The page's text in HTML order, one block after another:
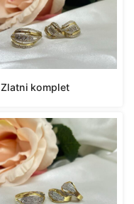
Zlatni komplet